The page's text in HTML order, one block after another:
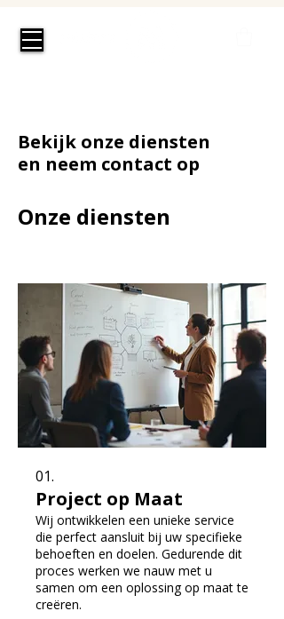
Bekijk onze diensten
en neem contact op
Onze diensten
01.
Project op Maat
Wij ontwikkelen een unieke service
die perfect aansluit bij uw specifieke
behoeften en doelen. Gedurende dit
proces werken we nauw met u
samen om een oplossing op maat te
creëren.